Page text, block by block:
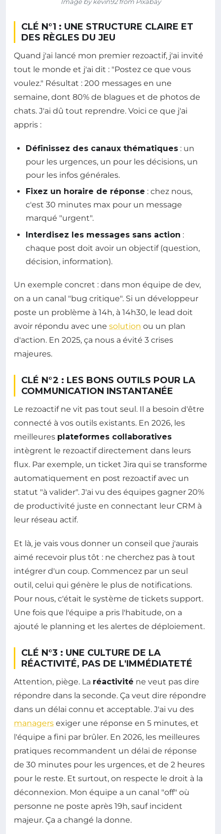
CLÉ N°1 : UNE STRUCTURE CLAIRE ET
DES RÈGLES DU JEU
Quand j'ai lancé mon premier rezoactif, j'ai invité
tout le monde et j'ai dit : "Postez ce que vous
voulez." Résultat : 200 messages en une
semaine, dont 80% de blagues et de photos de
chats. J'ai dû tout reprendre. Voici ce que j'ai
appris :
Définissez des canaux thématiques : un
pour les urgences, un pour les décisions, un
pour les infos générales.
Fixez un horaire de réponse : chez nous,
c'est 30 minutes max pour un message
marqué "urgent".
Interdisez les messages sans action :
chaque post doit avoir un objectif (question,
décision, information).
Un exemple concret : dans mon équipe de dev,
on a un canal "bug critique". Si un développeur
poste un problème à 14h, à 14h30, le lead doit
avoir répondu avec une solution ou un plan
d'action. En 2025, ça nous a évité 3 crises
majeures.
CLÉ N°2 : LES BONS OUTILS POUR LA
COMMUNICATION INSTANTANÉE
Le rezoactif ne vit pas tout seul. Il a besoin d'être
connecté à vos outils existants. En 2026, les
meilleures plateformes collaboratives
intègrent le rezoactif directement dans leurs
flux. Par exemple, un ticket Jira qui se transforme
automatiquement en post rezoactif avec un
statut "à valider". J'ai vu des équipes gagner 20%
de productivité juste en connectant leur CRM à
leur réseau actif.
Et là, je vais vous donner un conseil que j'aurais
aimé recevoir plus tôt : ne cherchez pas à tout
intégrer d'un coup. Commencez par un seul
outil, celui qui génère le plus de notifications.
Pour nous, c'était le système de tickets support.
Une fois que l'équipe a pris l'habitude, on a
ajouté le planning et les alertes de déploiement.
CLÉ N°3 : UNE CULTURE DE LA
RÉACTIVITÉ, PAS DE L'IMMÉDIATETÉ
Attention, piège. La réactivité ne veut pas dire
répondre dans la seconde. Ça veut dire répondre
dans un délai connu et acceptable. J'ai vu des
managers exiger une réponse en 5 minutes, et
l'équipe a fini par brûler. En 2026, les meilleures
pratiques recommandent un délai de réponse
de 30 minutes pour les urgences, et de 2 heures
pour le reste. Et surtout, on respecte le droit à la
déconnexion. Mon équipe a un canal "off" où
personne ne poste après 19h, sauf incident
majeur. Ça a changé la donne.